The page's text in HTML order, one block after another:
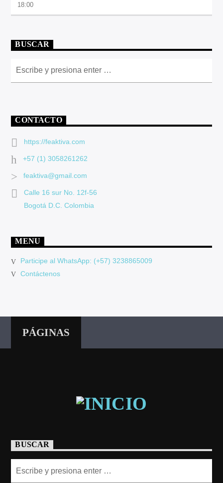
18:00
BUSCAR
CONTACTO
https://feaktiva.com
+57 (1) 3058261262
feaktiva@gmail.com
Calle 16 sur No. 12f-56
Bogotá D.C. Colombia
MENU
Participe al WhatsApp: (+57) 3238865009
Contáctenos
PÁGINAS
BUSCAR